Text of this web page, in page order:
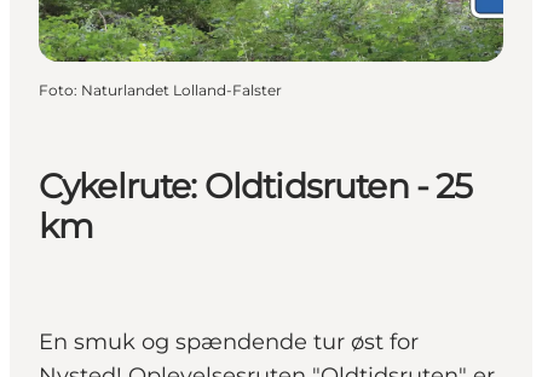
Cykelrute: Oldtidsruten - 25
km
En smuk og spændende tur øst for
Foto: Naturlandet Lolland-Falster